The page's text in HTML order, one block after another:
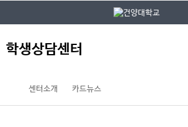
학생상담센터
센터소개 카드뉴스